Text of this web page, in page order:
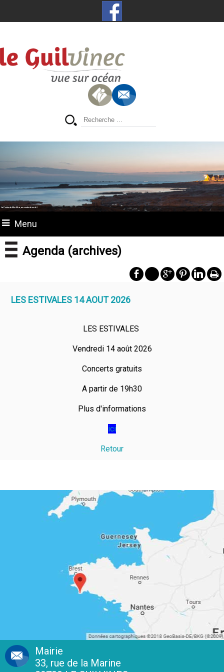
La Pointe de Men Meur, au coucher du soleil
Menu
Agenda (archives)
LES ESTIVALES 14 AOUT 2026
LES ESTIVALES
Vendredi 14 août 2026
Concerts gratuits
A partir de 19h30
Plus d'informations
ici
Retour
Mairie
33, rue de la Marine